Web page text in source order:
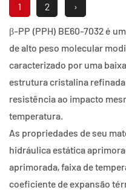
1 2 ›
β-PP (PPH) BE60-7032 é
de alto peso molecular
caracterizado por uma
estrutura cristalina
resistência ao impacto
temperatura.
As propriedades de seu
hidráulica estática
aprimorada, faixa de
coeficiente de expansão